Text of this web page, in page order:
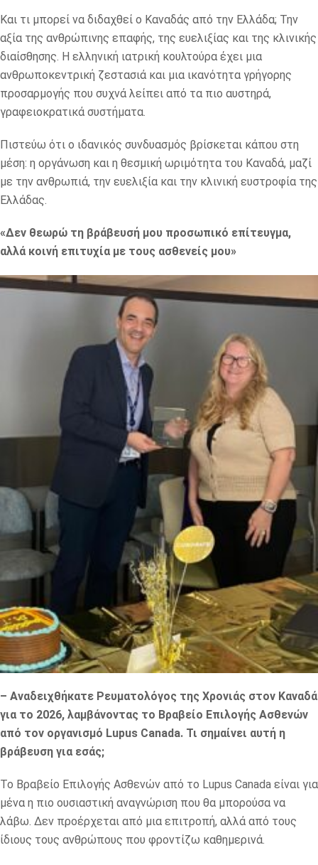
Και τι μπορεί να διδαχθεί ο Καναδάς από την Ελλάδα; Την
αξία της ανθρώπινης επαφής, της ευελιξίας και της κλινικής
διαίσθησης. Η ελληνική ιατρική κουλτούρα έχει μια
ανθρωποκεντρική ζεστασιά και μια ικανότητα γρήγορης
προσαρμογής που συχνά λείπει από τα πιο αυστηρά,
γραφειοκρατικά συστήματα.
Πιστεύω ότι ο ιδανικός συνδυασμός βρίσκεται κάπου στη
μέση: η οργάνωση και η θεσμική ωριμότητα του Καναδά, μαζί
με την ανθρωπιά, την ευελιξία και την κλινική ευστροφία της
Ελλάδας.
«Δεν θεωρώ τη βράβευσή μου προσωπικό επίτευγμα,
αλλά κοινή επιτυχία με τους ασθενείς μου»
– Αναδειχθήκατε Ρευματολόγος της Χρονιάς στον Καναδά
για το 2026, λαμβάνοντας το Βραβείο Επιλογής Ασθενών
από τον οργανισμό Lupus Canada. Τι σημαίνει αυτή η
βράβευση για εσάς;
Το Βραβείο Επιλογής Ασθενών από το Lupus Canada είναι για
μένα η πιο ουσιαστική αναγνώριση που θα μπορούσα να
λάβω. Δεν προέρχεται από μια επιτροπή, αλλά από τους
ίδιους τους ανθρώπους που φροντίζω καθημερινά.